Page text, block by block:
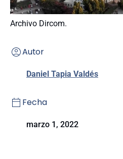
Archivo Dircom.
Autor
Daniel Tapia Valdés
Fecha
marzo 1, 2022